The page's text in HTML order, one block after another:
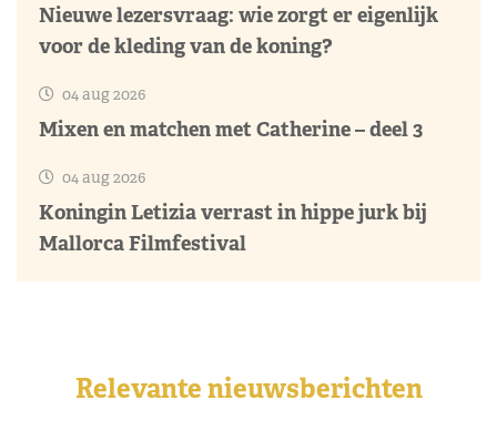
Nieuwe lezersvraag: wie zorgt er eigenlijk
voor de kleding van de koning?
04 aug 2026
Mixen en matchen met Catherine – deel 3
04 aug 2026
Koningin Letizia verrast in hippe jurk bij
Mallorca Filmfestival
Relevante nieuwsberichten